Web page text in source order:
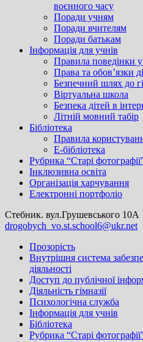
воєнного часу
Поради учням
Поради вчителям
Поради батькам
Інформація для учнів
Правила поведінки
Права та обов’язки
Безпечний шлях до
Віртуальна школа
Безпека дітей в
Літній мовний табір
Бібліотека
Правила
Е-бібліотека
Рубрика “Старі
Інклюзивна освіта
Організація харчування
Електронні портфоліо
Стебник. вул.Грушевського 10А
drogobych_vo.st.school6@ukr.net
Прозорість
Внутрішня система
діяльності
Доступ до публічної
Діяльність гімназії
Психологічна служба
Інформація для учнів
Бібліотека
Рубрика “Старі